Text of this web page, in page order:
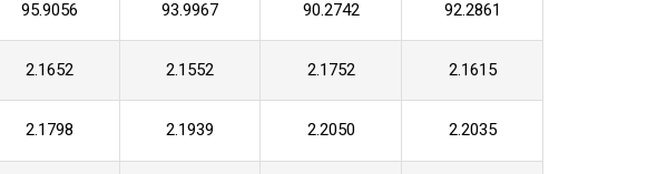
95.9056 93.9967 90.2742 92.2861
2.1652 2.1552 2.1752 2.1615
2.1798 2.1939 2.2050 2.2035